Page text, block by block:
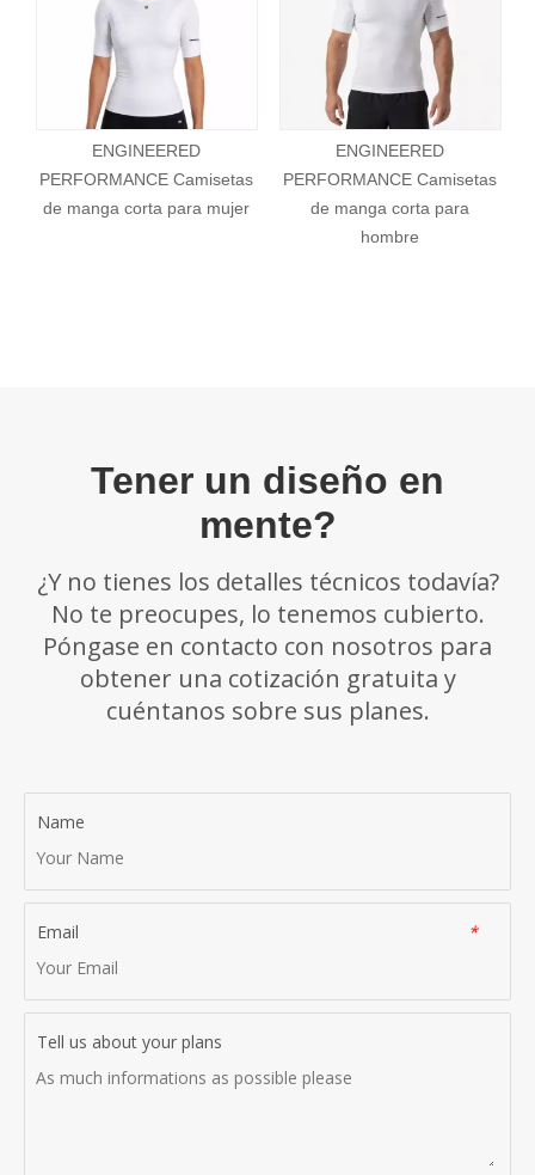
ellos remitirán su queja a nuestro equipo de quejas. Nuestro
equipo de quejas se ocupará de su queja de acuerdo con los
plazos establecidos anteriormente.
ENGINEERED
PERFORMANCE Camisetas
de manga corta para mujer
ENGINEERED
PERFORMANCE Camisetas
de manga corta para
hombre
Tener un diseño en
mente?
¿Y no tienes los detalles técnicos todavía?
No te preocupes, lo tenemos cubierto.
Póngase en contacto con nosotros para
obtener una cotización gratuita y
cuéntanos sobre sus planes.
Name
*
Email
Tell us about your plans